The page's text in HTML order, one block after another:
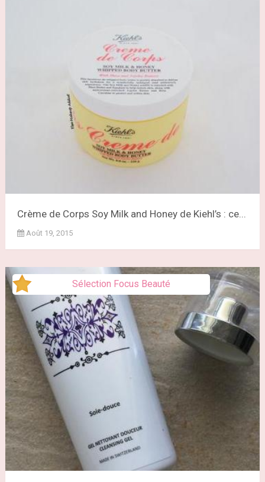
Crème de Corps Soy Milk and Honey de Kiehl’s : ce...
Août 19, 2015
Sélection Focus Beauté